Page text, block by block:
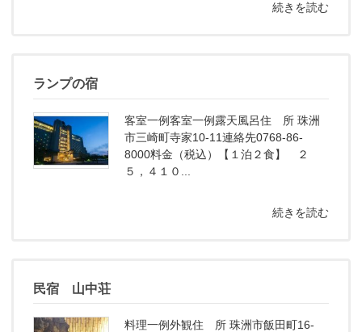
続きを読む
ランプの宿
客室一例客室一例露天風呂住 所 珠洲
市三崎町寺家10-11連絡先0768-86-
8000料金（税込）【１泊２食】 ２
５，４１０...
続きを読む
民宿 山中荘
料理一例外観住 所 珠洲市飯田町16-